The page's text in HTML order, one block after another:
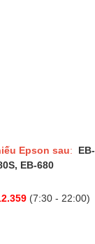
Epson sau:
EB-680
(7:30 - 22:00)